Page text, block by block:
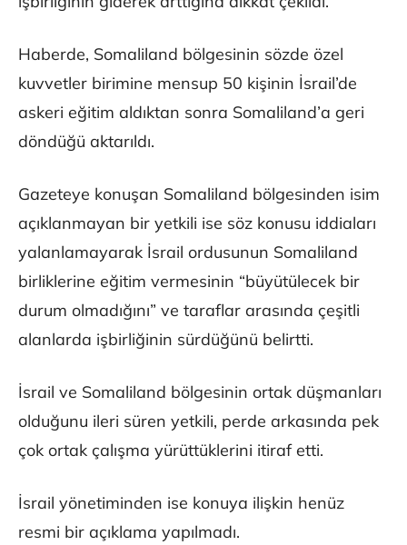
Haberde, Somaliland bölgesinin sözde özel
kuvvetler birimine mensup 50 kişinin İsrail’de
askeri eğitim aldıktan sonra Somaliland’a geri
döndüğü aktarıldı.
Gazeteye konuşan Somaliland bölgesinden isim
açıklanmayan bir yetkili ise söz konusu iddiaları
yalanlamayarak İsrail ordusunun Somaliland
birliklerine eğitim vermesinin “büyütülecek bir
durum olmadığını” ve taraflar arasında çeşitli
alanlarda işbirliğinin sürdüğünü belirtti.
İsrail ve Somaliland bölgesinin ortak düşmanları
olduğunu ileri süren yetkili, perde arkasında pek
çok ortak çalışma yürüttüklerini itiraf etti.
İsrail yönetiminden ise konuya ilişkin henüz
resmi bir açıklama yapılmadı.